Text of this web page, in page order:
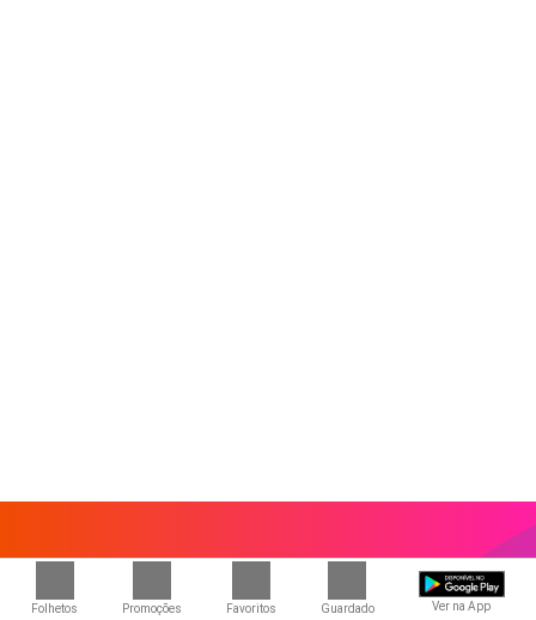
Folhetos Promoções Favoritos Guardado Ver na App